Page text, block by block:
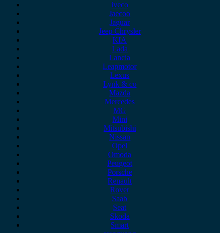
iveco
Jaecoo
Jaguar
Jeep Chrysler
KIA
Lada
Lancia
Leapmotor
Lexus
Lynk & co
Mazda
Mercedes
MG
Mini
Mitsubishi
Nissan
Opel
Omoda
Peugeot
Porsche
Renault
Rover
Saab
Seat
Skoda
Smart